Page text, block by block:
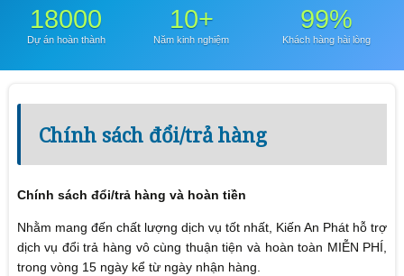
18000
Dự án hoàn thành
10+
Năm kinh nghiệm
99%
Khách hàng hài lòng
Chính sách đổi/trả hàng
Chính sách đổi/trả hàng và hoàn tiền
Nhằm mang đến chất lượng dịch vụ tốt nhất, Kiến An Phát hỗ trợ
dịch vụ đổi trả hàng vô cùng thuận tiện và hoàn toàn MIỄN PHÍ,
trong vòng 15 ngày kể từ ngày nhận hàng.